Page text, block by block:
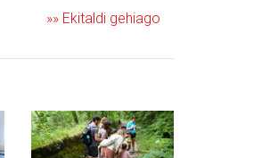
»» Ekitaldi gehiago